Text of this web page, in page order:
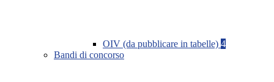
OIV (da pubblicare in tabelle) 4
Bandi di concorso